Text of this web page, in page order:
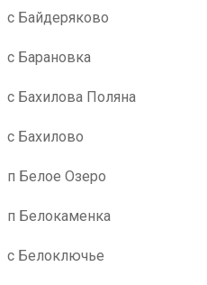
с Байдеряково
с Барановка
с Бахилова Поляна
с Бахилово
п Белое Озеро
п Белокаменка
с Белоключье